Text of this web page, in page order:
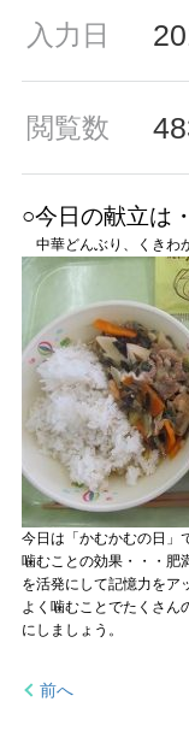
入力日
閲覧数
○今日の献立は
中華どんぶり、くきわ
今日は「かむかむの日」
噛むことの効果・・・肥
を活発にして記憶力をア
よく噛むことでたくさん
にしましょう。
前へ